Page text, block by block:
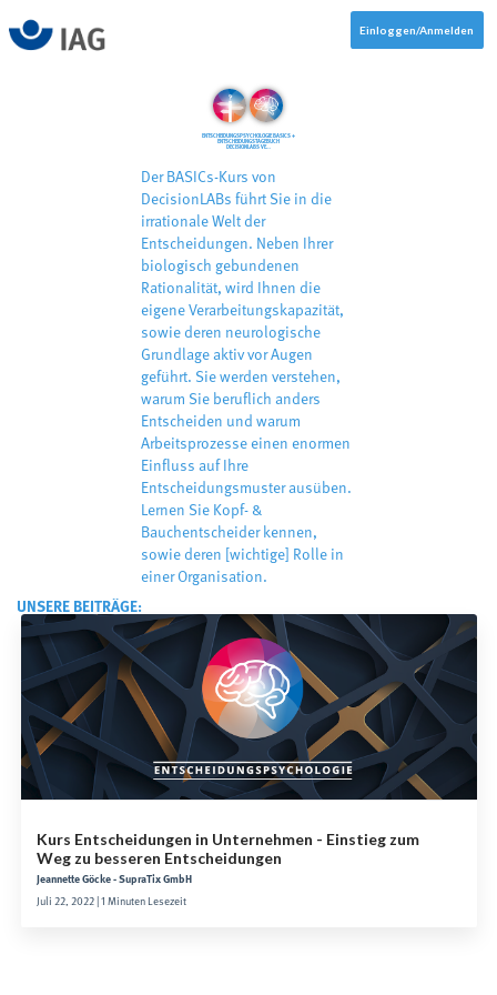
Einloggen/Anmelden
ENTSCHEIDUNGSPSYCHOLOGIE BASICS +
ENTSCHEIDUNGSTAGEBUCH
DECISIONLABS VE…
Der BASICs-Kurs von
DecisionLABs führt Sie in die
irrationale Welt der
Entscheidungen. Neben Ihrer
biologisch gebundenen
Rationalität, wird Ihnen die
eigene Verarbeitungskapazität,
sowie deren neurologische
Grundlage aktiv vor Augen
geführt. Sie werden verstehen,
warum Sie beruflich anders
Entscheiden und warum
Arbeitsprozesse einen enormen
Einfluss auf Ihre
Entscheidungsmuster ausüben.
Lernen Sie Kopf- &
Bauchentscheider kennen,
sowie deren [wichtige] Rolle in
einer Organisation.
UNSERE BEITRÄGE:
Kurs Entscheidungen in Unternehmen - Einstieg zum
Weg zu besseren Entscheidungen
Jeannette Göcke - SupraTix GmbH
Juli 22, 2022 | 1 Minuten Lesezeit